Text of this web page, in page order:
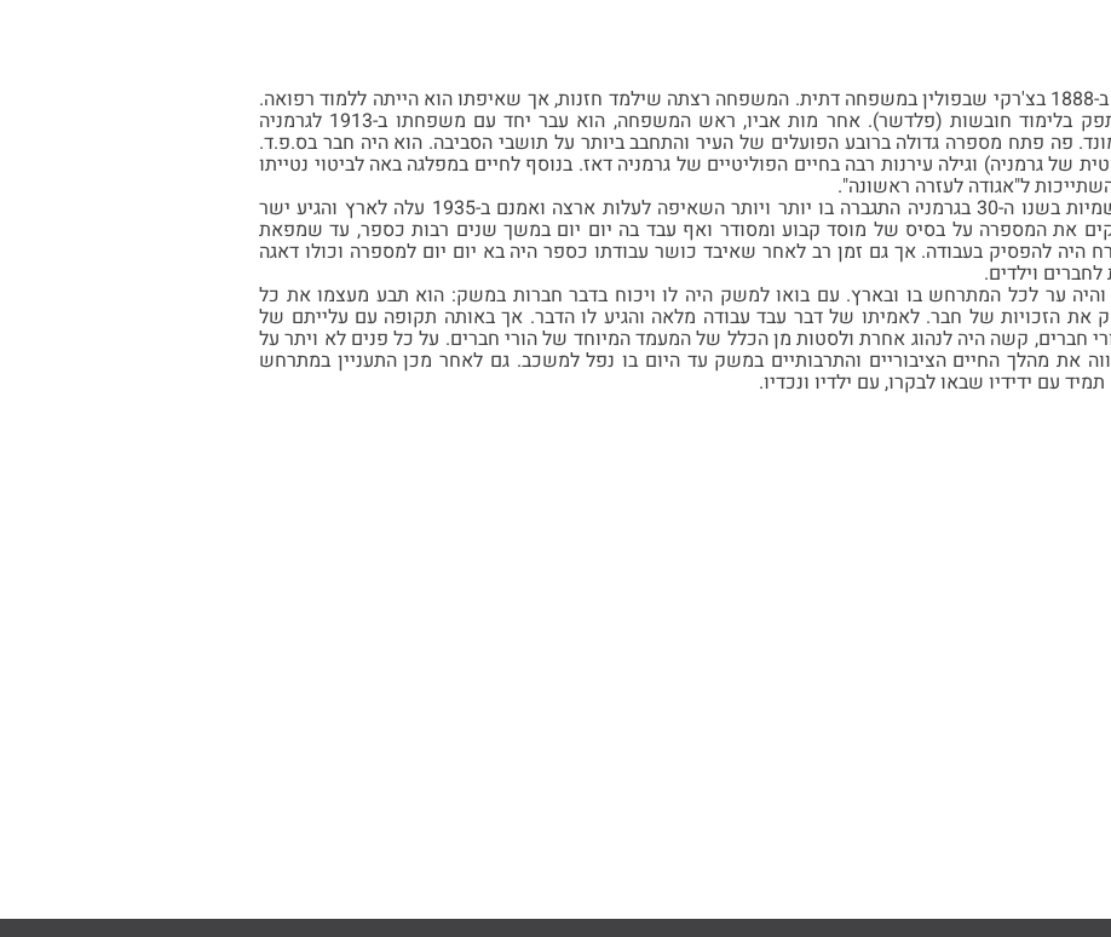
אברהם דויטשר נולד ב-1888 בצ'רקי שבפולין במשפחה דתית. המשפחה רצתה שילמד חזנות, אך שאיפתו הוא הייתה ללמוד רפואה.
מחוסר אמצעים הסתפק בלימוד חובשות (פלדשר). אחר מות אביו, ראש המשפחה, הוא עבר יחד עם משפחתו ב-1913 לגרמניה
פה פתח מספרה גדולה ברובע הפועלים של העיר והתחבב ביותר על תושבי הסביבה. הוא היה חבר בס.פ.ד.
של גרמניה) וגילה עירנות רבה בחיים הפוליטיים של גרמניה דאז. בנוסף לחיים במפלגה באה לביטוי נטייתו
ל"אגודה לעזרה ראשונה".
עם עליית גל האנטישמיות בשנו ה-30 בגרמניה התגברה בו יותר ויותר השאיפה לעלות ארצה ואמנם ב-1935 עלה לארץ והגיע ישר
את המספרה על בסיס של מוסד קבוע ומסודר ואף עבד בה יום יום במשך שנים רבות כספר, עד שמפאת
היה להפסיק בעבודה. אך גם זמן רב לאחר שאיבד כושר עבודתו כספר היה בא יום יום למספרה וכולו דאגה
וילדים.
ער לכל המתרחש בו ובארץ. עם בואו למשק היה לו ויכוח בדבר חברות במשק: הוא תבע מעצמו את כל
את הזכויות של חבר. לאמיתו של דבר עבד עבודה מלאה והגיע לו הדבר. אך באותה תקופה עם עלייתם של
חברים, קשה היה לנהוג אחרת ולסטות מן הכלל של המעמד המיוחד של הורי חברים. על כל פנים לא ויתר על
את מהלך החיים הציבוריים והתרבותיים במשק עד היום בו נפל למשכב. גם לאחר מכן התעניין במתרחש
עם ידידיו שבאו לבקרו, עם ילדיו ונכדיו.